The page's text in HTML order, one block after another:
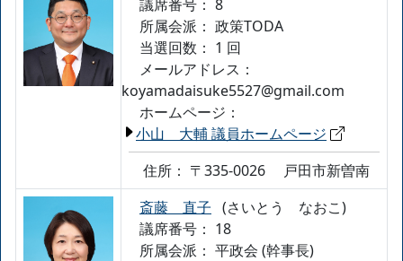
議席番号： 8
所属会派： 政策TODA
当選回数： 1 回
メールアドレス：
koyamadaisuke5527@gmail.com
ホームページ：
小山 大輔 議員ホームページ
住所： 〒335-0026
戸田市新曽南
斎藤 直子 (さいとう なおこ)
議席番号： 18
所属会派： 平政会 (幹事長)